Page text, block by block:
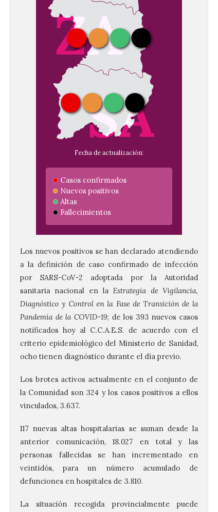
ZA
SA
Fecha de actualización:
Casos confirmados
Nuevos positivos
Altas
Fallecimientos
Los nuevos positivos se han declarado atendiendo
a la definición de caso confirmado de infección
por SARS-CoV-2 adoptada por la Autoridad
sanitaria nacional en laEstrategia de Vigilancia,
Diagnóstico y Control en la Fase de Transición de la
Pandemia de la COVID-19; de los 393 nuevos casos
notificados hoy al C.C.A.E.S. de acuerdo con el
criterio epidemiológico del Ministerio de Sanidad,
ocho tienen diagnóstico durante el día previo.
Los brotes activos actualmente en el conjunto de
la Comunidad son 324 y los casos positivos a ellos
vinculados, 3.637.
117 nuevas altas hospitalarias se suman desde la
anterior comunicación, 18.027 en total y las
personas fallecidas se han incrementado en
veintidós, para un número acumulado de
defunciones en hospitales de 3.810.
La situación recogida provincialmente puede